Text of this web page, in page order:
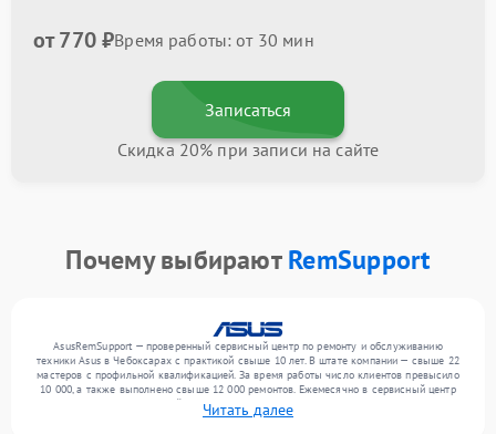
от 770 ₽Время работы: от 30 мин
Записаться
Скидка 20% при записи на сайте
Почему выбираютRemSupport
AsusRemSupport — проверенный сервисный центр по ремонту и обслуживанию
техники Asus в Чебоксарах с практикой свыше 10 лет. В штате компании — свыше 22
мастеров с профильной квалификацией. За время работы число клиентов превысило
10 000, а также выполнено свыше 12 000 ремонтов. Ежемесячно в сервисный центр
поступает от 300 устройств, включая , , . Мы работаем с широким спектром
неисправностей и гарантируем высокое качество обслуживания благодаря
Читать далее